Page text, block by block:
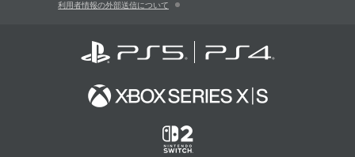
利用者情報の外部送信について